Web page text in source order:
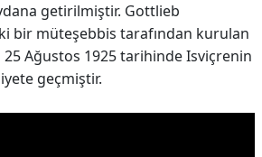
getirilmiştir. Gottlieb
bir müteşebbis tarafından kurulan
Ağustos 1925 tarihinde Isviçrenin
geçmiştir.